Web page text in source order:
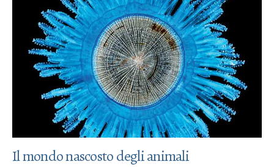
Il mondo nascosto degli animali